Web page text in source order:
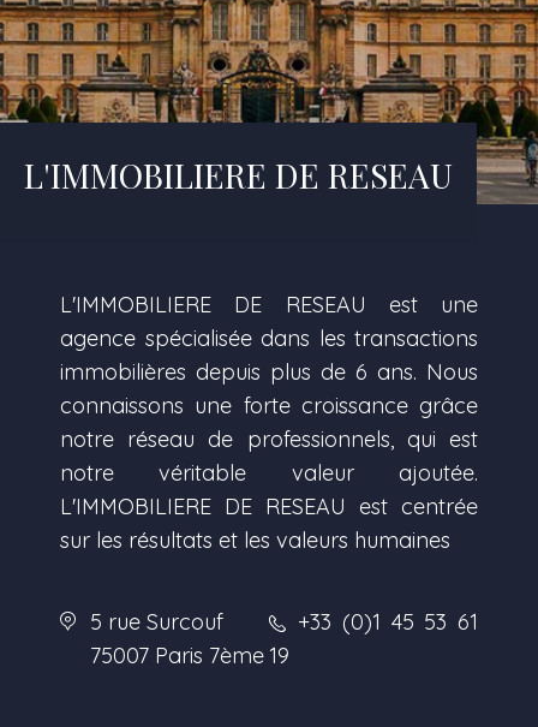
L'IMMOBILIERE DE RESEAU
L'IMMOBILIERE DE RESEAU est une
agence spécialisée dans les transactions
immobilières depuis plus de 6 ans. Nous
connaissons une forte croissance grâce
notre réseau de professionnels, qui est
notre véritable valeur ajoutée.
L'IMMOBILIERE DE RESEAU est centrée
sur les résultats et les valeurs humaines
5 rue Surcouf
75007 Paris 7ème
+33 (0)1 45 53 61
19